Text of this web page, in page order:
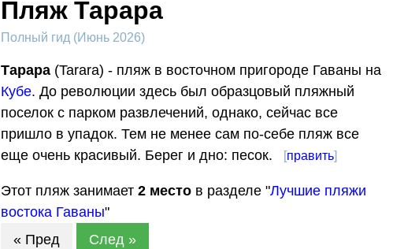
Пляж Тарара
Полный гид (Июнь 2026)
Тарара(Tarara) - пляж в восточном пригороде Гаваны на
Кубе. До революции здесь был образцовый пляжный
поселок с парком развлечений, однако, сейчас все
пришло в упадок. Тем не менее сам по-себе пляж все
еще очень красивый. Берег и дно: песок.
[править]
Этот пляж занимает 2местов разделе "Лучшие пляжи
востока Гаваны"
« Пред
След »